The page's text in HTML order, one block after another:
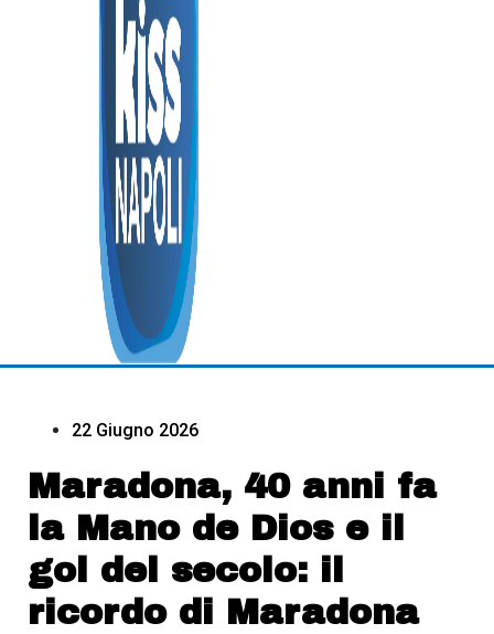
22 Giugno 2026
Maradona, 40 anni fa
la Mano de Dios e il
gol del secolo: il
ricordo di Maradona